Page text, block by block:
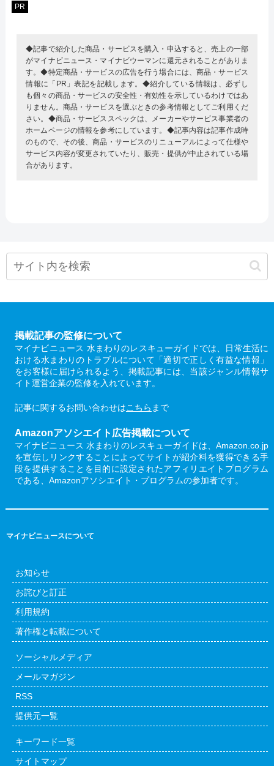
PR
◆記事で紹介した商品・サービスを購入・申込すると、売上の一部
がマイナビニュース・マイナビウーマンに還元されることがありま
す。◆特定商品・サービスの広告を行う場合には、商品・サービス
情報に「PR」表記を記載します。◆紹介している情報は、必ずし
も個々の商品・サービスの安全性・有効性を示しているわけではあ
りません。商品・サービスを選ぶときの参考情報としてご利用くだ
さい。◆商品・サービススペックは、メーカーやサービス事業者の
ホームページの情報を参考にしています。◆記事内容は記事作成時
のもので、その後、商品・サービスのリニューアルによって仕様や
サービス内容が変更されていたり、販売・提供が中止されている場
合があります。
掲載記事の監修について
マイナビニュース 水まわりのレスキューガイドでは、日常生活に
おける水まわりのトラブルについて「適切で正しく有益な情報」
をお客様に届けられるよう、掲載記事には、当該ジャンル情報サ
イト運営企業の監修を入れています。
記事に関するお問い合わせはこちら まで
Amazonアソシエイト広告掲載について
マイナビニュース 水まわりのレスキューガイドは、Amazon.co.jp
を宣伝しリンクすることによってサイトが紹介料を獲得できる手
段を提供することを目的に設定されたアフィリエイトプログラム
である、Amazonアソシエイト・プログラムの参加者です。
マイナビニュースについて
お知らせ
お詫びと訂正
利用規約
著作権と転載について
ソーシャルメディア
メールマガジン
RSS
提供元一覧
キーワード一覧
サイトマップ